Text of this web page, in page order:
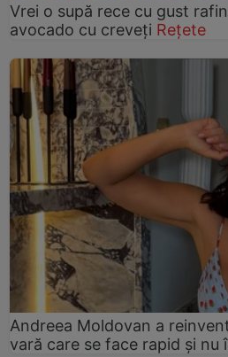
Vrei o supă rece cu gust
avocado cu creveți Rețete
Andreea Moldovan a
vară care se face rapid și nu